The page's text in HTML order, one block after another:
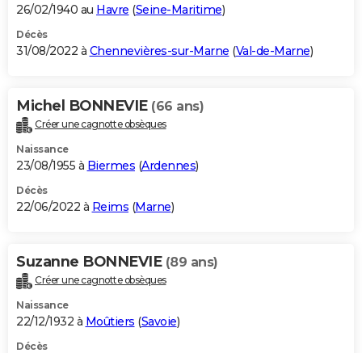
26/02/1940 au Havre (Seine-Maritime)
Décès
31/08/2022 à Chennevières-sur-Marne (Val-de-Marne)
Michel BONNEVIE (66 ans)
Créer une cagnotte obsèques
Naissance
23/08/1955 à Biermes (Ardennes)
Décès
22/06/2022 à Reims (Marne)
Suzanne BONNEVIE (89 ans)
Créer une cagnotte obsèques
Naissance
22/12/1932 à Moûtiers (Savoie)
Décès